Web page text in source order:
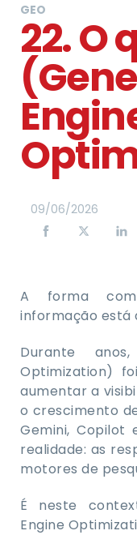
GEO
22. O
09/06/2026
A forma
informação está
Durante
Optimization)
aumentar a
o crescimento
Gemini, Copilot
realidade: as
motores de
É neste
Engine